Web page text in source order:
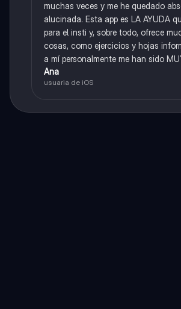
muchas veces y me he quedado
alucinada. Esta app es LA AYUDA
para el insti y, sobre todo, ofrece
cosas, como ejercicios y hojas
a mí personalmente me han sido
Ana
usuaria de iOS